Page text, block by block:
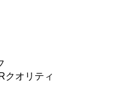
クオリティ